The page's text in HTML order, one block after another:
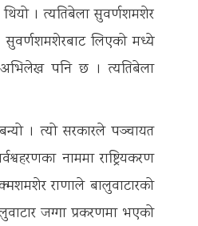
। त्यतिबेला सुवर्णशमशेर
सुवर्णशमशेरबाट लिएको मध्ये
अभिलेख पनि छ । त्यतिबेला
। त्यो सरकारले पञ्चायत
नाममा राष्ट्रियकरण
राणाले बालुवाटारको
जग्गा प्रकरणमा भएको